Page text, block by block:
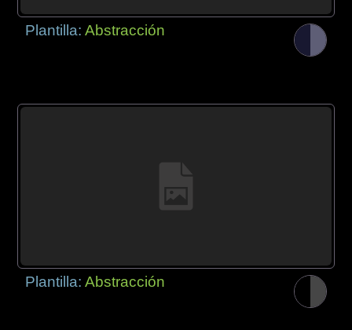
Plantilla:Abstracción
Plantilla:Abstracción